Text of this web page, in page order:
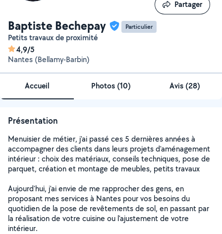
Baptiste Bechepay Particulier
Petits travaux de proximité
4,9/5
Nantes (Bellamy-Barbin)
Partager
Partager
Accueil Photos (10) Avis (28)
Présentation
Menuisier de métier, j'ai passé ces 5 dernières années à
accompagner des clients dans leurs projets d'aménagement
intérieur : choix des matériaux, conseils techniques, pose de
parquet, création et montage de meubles, petits travaux
Aujourd'hui, j'ai envie de me rapprocher des gens, en
proposant mes services à Nantes pour vos besoins du
quotidien de la pose de revêtements de sol, en passant par
la réalisation de votre cuisine ou l'ajustement de votre
intérieur.